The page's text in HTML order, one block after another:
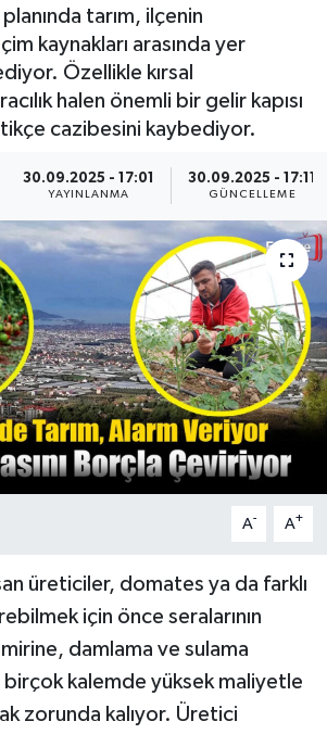
tarım, ilçenin
kaynakları arasında yer
Özellikle kırsal
halen önemli bir gelir kapısı
cazibesini kaybediyor.
30.09.2025 - 17:01
YAYINLANMA
30.09.2025 - 17:11
GÜNCELLEME
A- A+
üreticiler, domates ya da farklı
için önce seralarının
damlama ve sulama
kalemde yüksek maliyetle
zorunda kalıyor. Üretici